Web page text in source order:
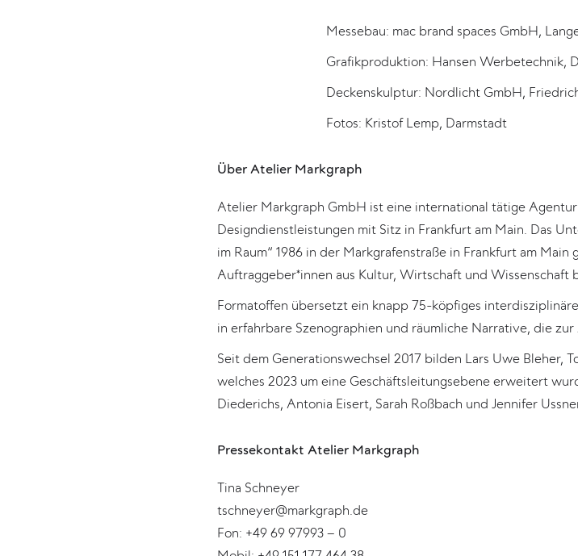
Messebau: mac brand spaces GmbH,
Grafikproduktion: Hansen Werbetechnik,
Deckenskulptur: Nordlicht GmbH,
Fotos: Kristof Lemp, Darmstadt
Über Atelier Markgraph
Atelier Markgraph GmbH ist eine international tätige
Designdienstleistungen mit Sitz in Frankfurt am Main. Das
im Raum“ 1986 in der Markgrafenstraße in Frankfurt am
Auftraggeber*innen aus Kultur, Wirtschaft und Wissenschaft
Formatoffen übersetzt ein knapp 75-köpfiges
in erfahrbare Szenographien und räumliche Narrative, die
Seit dem Generationswechsel 2017 bilden Lars Uwe Bleher,
welches 2023 um eine Geschäftsleitungsebene erweitert
Diederichs, Antonia Eisert, Sarah Roßbach und Jennifer
Pressekontakt Atelier Markgraph
Tina Schneyer
tschneyer@markgraph.de
Fon: +49 69 97993 – 0